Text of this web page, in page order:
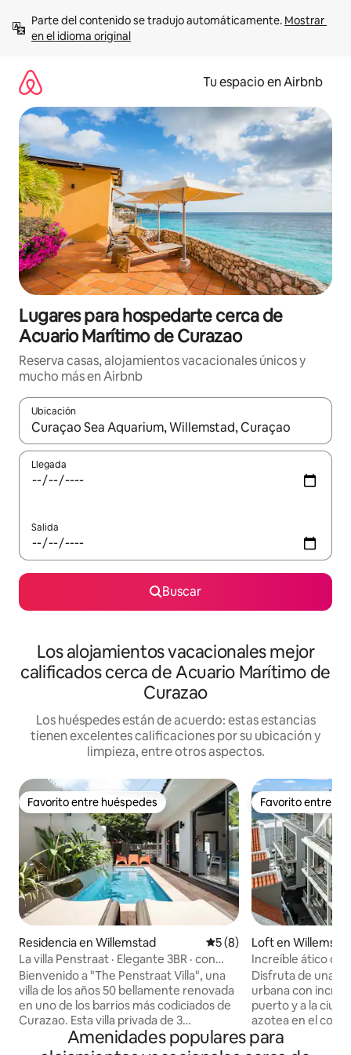
contenido
Parte del contenido se tradujo automáticamente. Mostrar
en el idioma original
Tu espacio en Airbnb
Lugares para hospedarte cerca de
Acuario Marítimo de Curazao
Reserva casas, alojamientos vacacionales únicos y
mucho más en Airbnb
Ubicación
Cuando los resultados estén disponibles, podrás navegar
Llegada
Salida
Buscar
Los alojamientos vacacionales mejor
calificados cerca de Acuario Marítimo de
Curazao
Los huéspedes están de acuerdo: estas estancias
tienen excelentes calificaciones por su ubicación y
limpieza, entre otros aspectos.
Favorito entre huéspedes
Favorito entre huéspedes
Residencia en Willemstad Calificación promedio: 5
5 (8)
La villa Penstraat · Elegante 3BR · con
piscina profunda
Bienvenido a "The Penstraat Villa", una
villa de los años 50 bellamente renovada
en uno de los barrios más codiciados de
Curazao. Esta villa privada de 3
dormitorios combina el encanto vintage
con las comodidades modernas, con
Favorito entre
Favorito entre
Loft en
Increíble ático con
azotea en Apt
Disfruta de una
urbana con
puerto y a la
azotea en el
acceso a los
animada vida
Amenidades populares para